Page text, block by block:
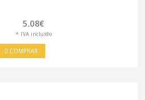
5.08€
* IVA incluído
COMPRAR